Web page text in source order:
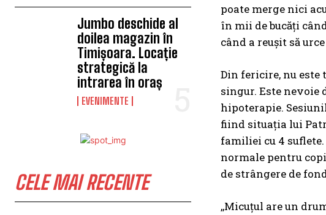
Jumbo deschide al
doilea magazin în
Timișoara. Locație
strategică la
intrarea în oraș
EVENIMENTE
CELE MAI RECENTE
poate merge nici
în mii de bucăți
când a reușit să
Din fericire, nu este
singur. Este nevoie
hipoterapie.
fiind situația lui
familiei cu 4
normale pentru
de strângere de
,,Micuțul are un